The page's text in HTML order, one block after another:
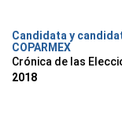
Candidata y
COPARMEX
Crónica de las
2018